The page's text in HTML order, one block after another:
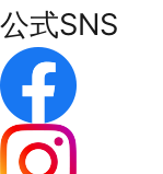
公式SNS